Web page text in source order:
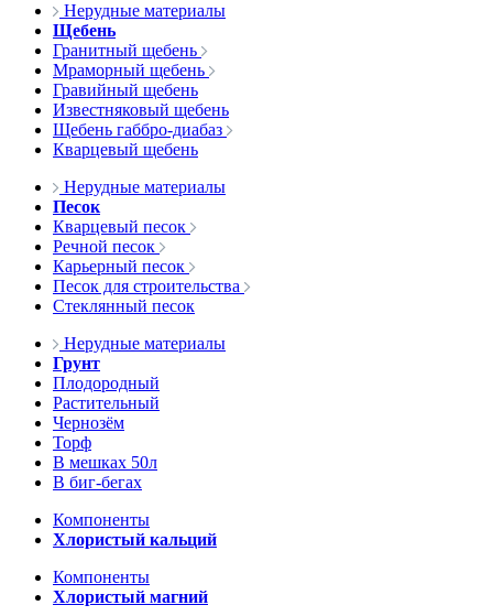
Нерудные материалы
Щебень
Гранитный щебень
Мраморный щебень
Гравийный щебень
Известняковый щебень
Щебень габбро-диабаз
Кварцевый щебень
Нерудные материалы
Песок
Кварцевый песок
Речной песок
Карьерный песок
Песок для строительства
Стеклянный песок
Нерудные материалы
Грунт
Плодородный
Растительный
Чернозём
Торф
В мешках 50л
В биг-бегах
Компоненты
Хлористый кальций
Компоненты
Хлористый магний